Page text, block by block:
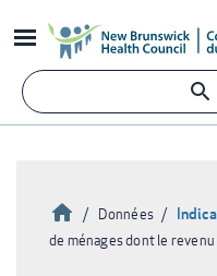
au
contenu
principal
Accueil
Données
de ménages dont le